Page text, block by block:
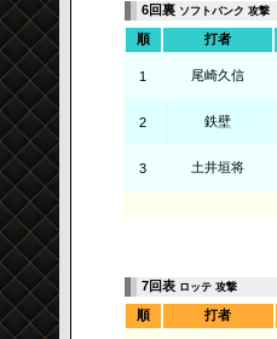
6回裏 ソフトバンク 攻撃
順 打者
1 尾崎久信
2 鉄壁
3 土井垣将
7回表 ロッテ 攻撃
順 打者